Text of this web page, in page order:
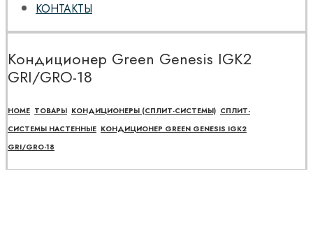
КОНТАКТЫ
Кондиционер Green Genesis IGK2
GRI/GRO-18
HOME ТОВАРЫ КОНДИЦИОНЕРЫ (СПЛИТ-СИСТЕМЫ) СПЛИТ-
СИСТЕМЫ НАСТЕННЫЕ КОНДИЦИОНЕР GREEN GENESIS IGK2
GRI/GRO-18